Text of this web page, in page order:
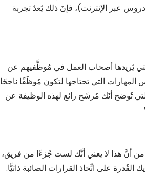
عبر الإنترنت)، فإنَ ذلك يُعدُ تجربة
يُريدها أصحاب العمل في مُوظَّفيهم عن
التي تحتاجها لتكون مُوظَفًا ناجحًا
تُوضح أنَك مُرشَح رائع لهذه الوظيفة عن
أنَّ هذا لا يعني أنَّك لست جُزءًا من فريق،
على اتِّخاذ القرارات الصائبة ذاتيًّا.